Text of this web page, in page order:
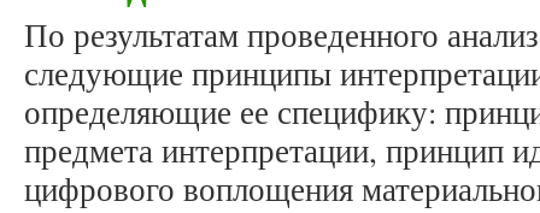
По результатам проведенного
следующие принципы
определяющие ее специфику:
предмета интерпретации, принцип
цифрового воплощения